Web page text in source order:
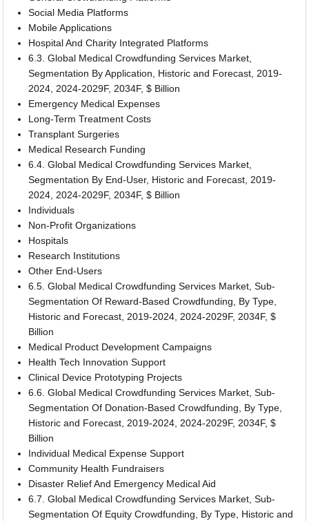
Social Media Platforms
Mobile Applications
Hospital And Charity Integrated Platforms
6.3. Global Medical Crowdfunding Services Market,
Segmentation By Application, Historic and Forecast, 2019-
2024, 2024-2029F, 2034F, $ Billion
Emergency Medical Expenses
Long-Term Treatment Costs
Transplant Surgeries
Medical Research Funding
6.4. Global Medical Crowdfunding Services Market,
Segmentation By End-User, Historic and Forecast, 2019-
2024, 2024-2029F, 2034F, $ Billion
Individuals
Non-Profit Organizations
Hospitals
Research Institutions
Other End-Users
6.5. Global Medical Crowdfunding Services Market, Sub-
Segmentation Of Reward-Based Crowdfunding, By Type,
Historic and Forecast, 2019-2024, 2024-2029F, 2034F, $
Billion
Medical Product Development Campaigns
Health Tech Innovation Support
Clinical Device Prototyping Projects
6.6. Global Medical Crowdfunding Services Market, Sub-
Segmentation Of Donation-Based Crowdfunding, By Type,
Historic and Forecast, 2019-2024, 2024-2029F, 2034F, $
Billion
Individual Medical Expense Support
Community Health Fundraisers
Disaster Relief And Emergency Medical Aid
6.7. Global Medical Crowdfunding Services Market, Sub-
Segmentation Of Equity Crowdfunding, By Type, Historic and